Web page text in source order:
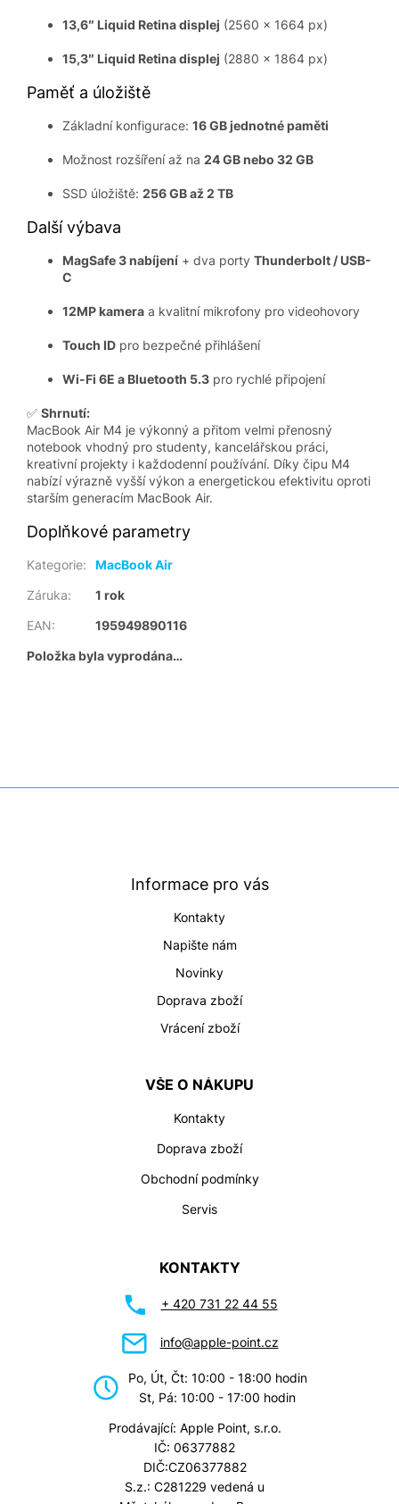
13,6″ Liquid Retina displej (2560 × 1664 px)
15,3″ Liquid Retina displej (2880 × 1864 px)
Paměť a úložiště
Základní konfigurace: 16 GB jednotné paměti
Možnost rozšíření až na 24 GB nebo 32 GB
SSD úložiště: 256 GB až 2 TB
Další výbava
MagSafe 3 nabíjení + dva porty Thunderbolt / USB-
C
12MP kamera a kvalitní mikrofony pro videohovory
Touch ID pro bezpečné přihlášení
Wi-Fi 6E a Bluetooth 5.3 pro rychlé připojení
✅ Shrnutí:
MacBook Air M4 je výkonný a přitom velmi přenosný
notebook vhodný pro studenty, kancelářskou práci,
kreativní projekty i každodenní používání. Díky čipu M4
nabízí výrazně vyšší výkon a energetickou efektivitu oproti
starším generacím MacBook Air.
Doplňkové parametry
Kategorie:
MacBook Air
Záruka:
1 rok
EAN:
195949890116
Položka byla vyprodána…
Informace pro vás
Kontakty
Napište nám
Novinky
Doprava zboží
Vrácení zboží
VŠE O NÁKUPU
Kontakty
Doprava zboží
Obchodní podmínky
Servis
KONTAKTY
+ 420 731 22 44 55
info@apple-point.cz
Po, Út, Čt: 10:00 - 18:00 hodin
St, Pá: 10:00 - 17:00 hodin
Prodávající: Apple Point, s.r.o.
IČ: 06377882
DIČ:CZ06377882
S.z.: C281229 vedená u